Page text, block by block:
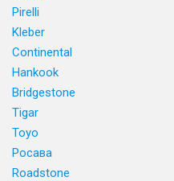
Pirelli
Kleber
Continental
Hankook
Bridgestone
Tigar
Toyo
Росава
Roadstone